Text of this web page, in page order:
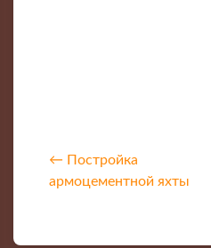
← Постройка
армоцементной яхты